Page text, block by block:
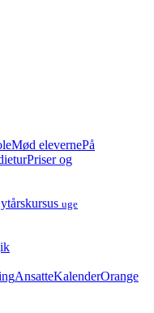
Mød elevernePå
Priser og
uge
AnsatteKalenderOrange